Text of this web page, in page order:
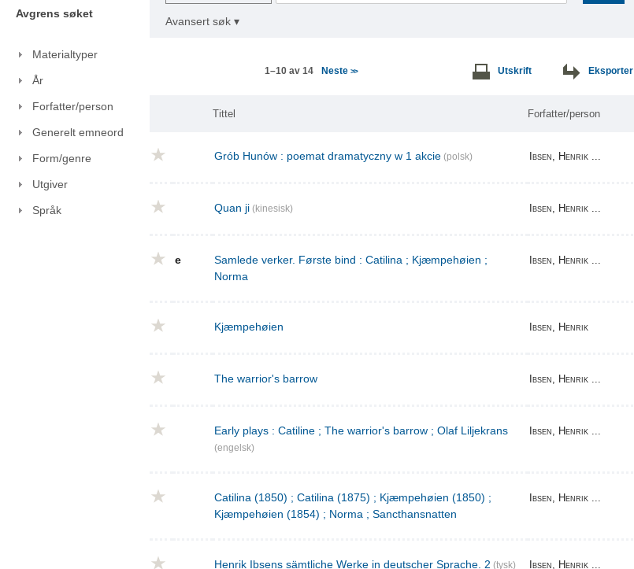
Avgrens søket
Materialtyper
År
Forfatter/person
Generelt emneord
Form/genre
Utgiver
Språk
Avansert søk ▾
1–10 av 14 Neste>> Utskrift Eksporter
Tittel Forfatter/person
Grób Hunów : poemat dramatyczny w 1 akcie (polsk) Ibsen, Henrik ...
Quan ji (kinesisk) Ibsen, Henrik ...
e
Samlede verker. Første bind : Catilina ; Kjæmpehøien ;
Norma
Ibsen, Henrik ...
Kjæmpehøien Ibsen, Henrik
The warrior's barrow Ibsen, Henrik ...
Early plays : Catiline ; The warrior's barrow ; Olaf Liljekrans
(engelsk)
Ibsen, Henrik ...
Catilina (1850) ; Catilina (1875) ; Kjæmpehøien (1850) ;
Kjæmpehøien (1854) ; Norma ; Sancthansnatten
Ibsen, Henrik ...
Henrik Ibsens sämtliche Werke in deutscher Sprache. 2 (tysk) Ibsen, Henrik ...